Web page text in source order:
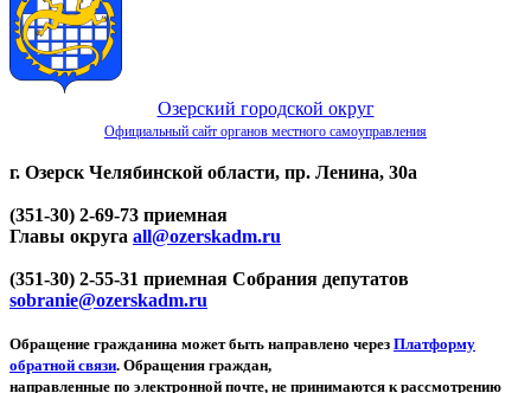
Озерский городской округ
Официальный сайт органов местного самоуправления
г. Озерск Челябинской области, пр. Ленина, 30а
(351-30) 2-69-73 приемная
Главы округа all@ozerskadm.ru
(351-30) 2-55-31 приемная Собрания депутатов
sobranie@ozerskadm.ru
Обращение гражданина может быть направлено через Платформу
обратной связи. Обращения граждан,
направленные по электронной почте, не принимаются к рассмотрению